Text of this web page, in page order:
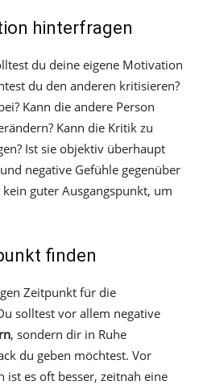
hinterfragen
du deine eigene Motivation
du den anderen kritisieren?
Kann die andere Person
Kann die Kritik zu
Ist sie objektiv überhaupt
negative Gefühle gegenüber
guter Ausgangspunkt, um
finden
Zeitpunkt für die
solltest vor allem negative
, sondern dir in Ruhe
du geben möchtest. Vor
ist es oft besser, zeitnah eine